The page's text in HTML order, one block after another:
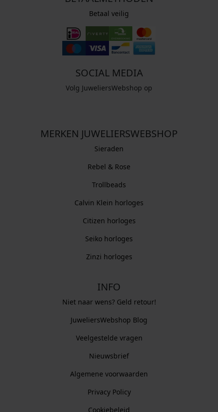
Betaal veilig
SOCIAL MEDIA
Volg JuweliersWebshop op
MERKEN JUWELIERSWEBSHOP
Sieraden
Rebel & Rose
Trollbeads
Calvin Klein horloges
Citizen horloges
Seiko horloges
Zinzi horloges
INFO
Niet naar wens? Geld retour!
JuweliersWebshop Blog
Veelgestelde vragen
Nieuwsbrief
Algemene voorwaarden
Privacy Policy
Cookiebeleid